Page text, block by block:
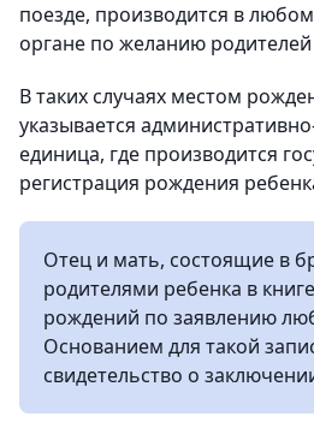
поезде, производится в
органе по желанию
В таких случаях местом
указывается
единица, где производится
регистрация рождения
Отец и мать, состоящие в
родителями ребенка в
рождений по заявлению
Основанием для такой
свидетельство о